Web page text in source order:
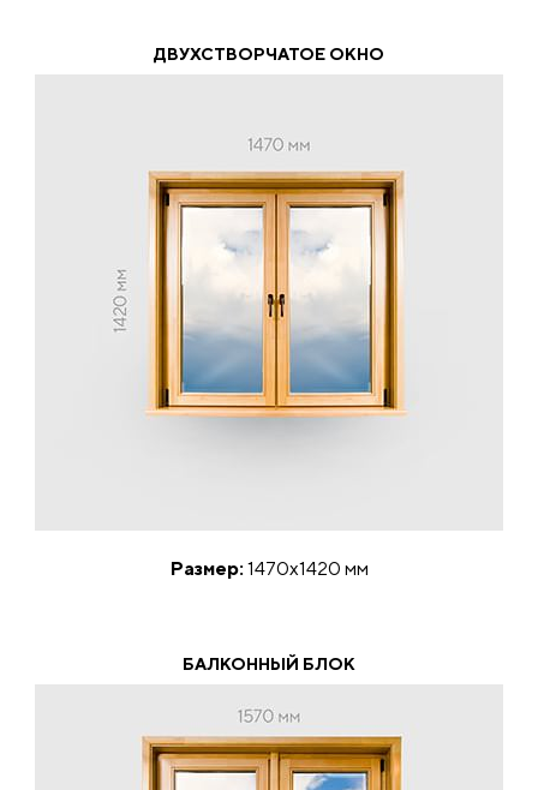
ДВУХСТВОРЧАТОЕ ОКНО
Размер: 1470х1420 мм
БАЛКОННЫЙ БЛОК